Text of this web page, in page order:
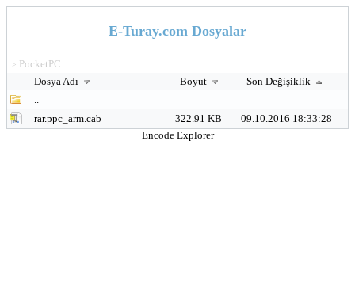
E-Turay.com Dosyalar
> PocketPC
Dosya Adı
Boyut
Son Değişiklik
..
rar.ppc_arm.cab
322.91 KB
09.10.2016 18:33:28
Encode Explorer